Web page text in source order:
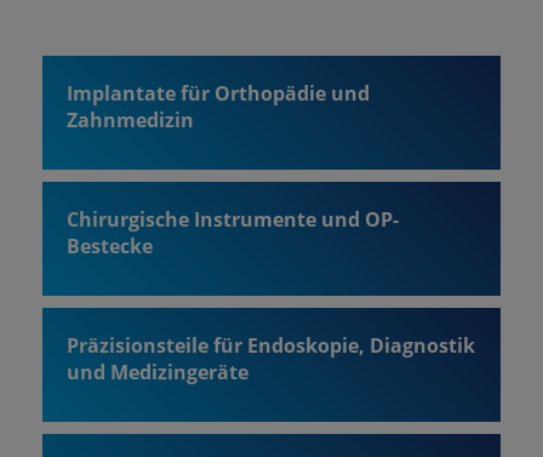
Implantate für Orthopädie und
Zahnmedizin
Chirurgische Instrumente und OP-
Bestecke
Präzisionsteile für Endoskopie, Diagnostik
und Medizingeräte